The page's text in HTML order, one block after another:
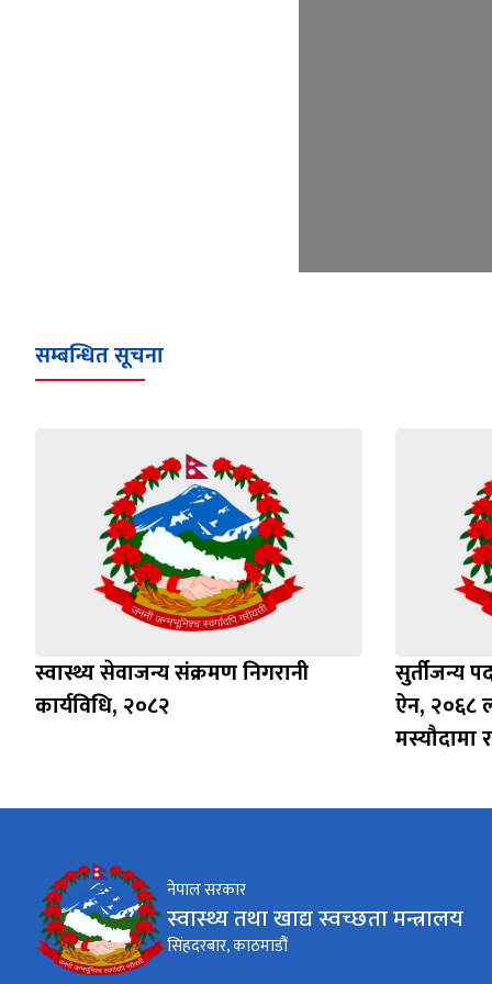
सम्बन्धित सूचना
स्वास्थ्य सेवाजन्य संक्रमण निगरानी
कार्यविधि, २०८२
सुर्तीजन्य
ऐन, २०६८
मस्यौदामा
नेपाल सरकार
स्वास्थ्य तथा खाद्य स्वच्छता मन्त्रालय
सिंहदरबार, काठमाडौं